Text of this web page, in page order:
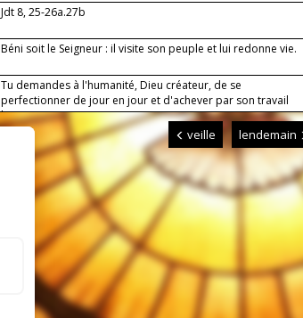
Jdt 8, 25-26a.27b
Béni soit le Seigneur : il visite son peuple et lui redonne vie.
Tu demandes à l'humanité, Dieu créateur, de se
perfectionner de jour en jour et d'achever par son travail
l'œu...
veille lendemain